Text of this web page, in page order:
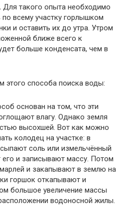
Для такого опыта необходимо
по всему участку горлышком
и оставить их до утра. Утром
ближе всего к
больше конденсата, чем в
этого способа поиска воды:
основан на том, что эти
влагу. Однако земля
высохшей. Вот как можно
колодец на участке: в
соль или измельчённый
и записывают массу. Потом
и закапывают в землю на
горшок откапывают и
большое увеличение массы
водоносной жилы.